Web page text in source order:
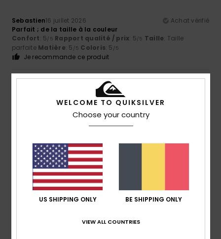
Sebastien16 juillet 2026
Achat vérifié
Parfait ; de la taille à la couleur
Confort: 5/5 Rapport qualité / prix: 5/5 Taille: Taille
parfaite Matière: 5 /5 Coloris: 5 /5
Je recommande ce produit
5/5
La qualité et la coupe sont exceptionnelles.
Afficher original - Deutsch
Confort: 5/5 Rapport qualité / prix
parfaiteMatière: 5/5 Coloris
Je recommande ce produit
WELCOME TO QUIKSILVER
Choose your country
US SHIPPING ONLY BE SHIPPING ONLY
VIEW ALL COUNTRIES